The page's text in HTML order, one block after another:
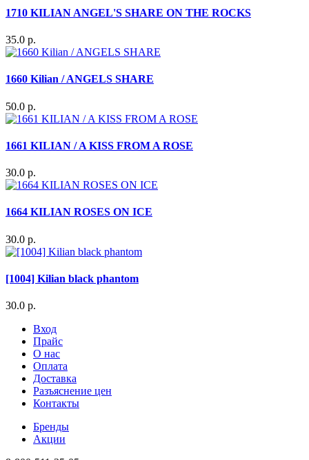
1710 KILIAN ANGEL'S SHARE ON THE ROCKS
35.0 р.
1660 Kilian / ANGELS SHARE
50.0 р.
1661 KILIAN / A KISS FROM A ROSE
30.0 р.
1664 KILIAN ROSES ON ICE
30.0 р.
[1004] Kilian black phantom
30.0 р.
Вход
Прайс
О нас
Оплата
Доставка
Разъяснение цен
Контакты
Бренды
Акции